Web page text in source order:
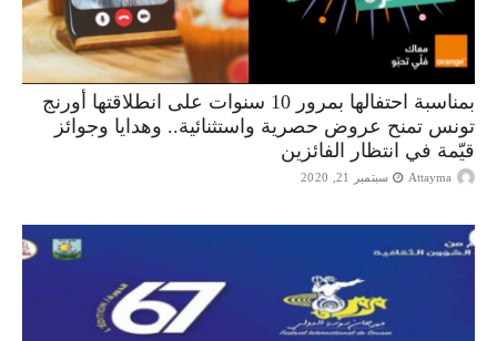
بمناسبة احتفالها بمرور 10 سنوات على انطلاقتها أورنج
تونس تمنح عروض حصرية واستثنائية.. وهدايا وجوائز
قيّمة في انتظار الفائزين
Attayma سبتمبر 21, 2020